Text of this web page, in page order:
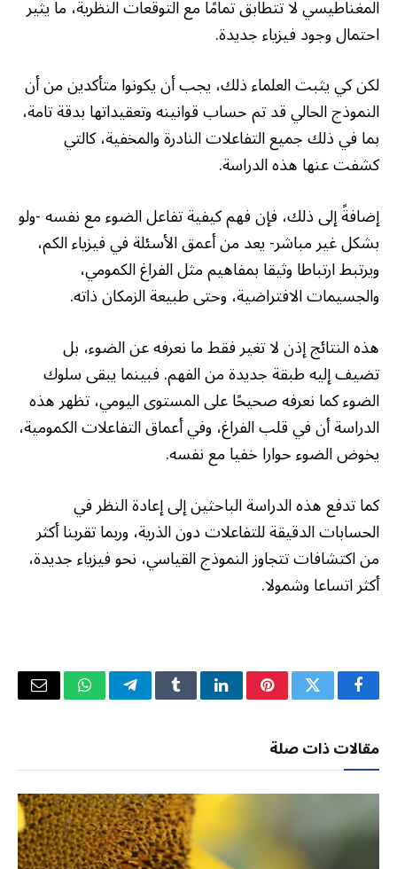
المغناطيسي لا تتطابق تمامًا مع التوقعات النظرية، ما يثير
احتمال وجود فيزياء جديدة.
لكن كي يثبت العلماء ذلك، يجب أن يكونوا متأكدين من أن
النموذج الحالي قد تم حساب قوانينه وتعقيداتها بدقة تامة،
بما في ذلك جميع التفاعلات النادرة والمخفية، كالتي
كشفت عنها هذه الدراسة.
إضافةً إلى ذلك، فإن فهم كيفية تفاعل الضوء مع نفسه -ولو
بشكل غير مباشر- يعد من أعمق الأسئلة في فيزياء الكم،
ويرتبط ارتباطا وثيقا بمفاهيم مثل الفراغ الكمومي،
والجسيمات الافتراضية، وحتى طبيعة الزمكان ذاته.
هذه النتائج إذن لا تغير فقط ما نعرفه عن الضوء، بل
تضيف إليه طبقة جديدة من الفهم. فبينما يبقى سلوك
الضوء كما نعرفه صحيحًا على المستوى اليومي، تظهر هذه
الدراسة أن في قلب الفراغ، وفي أعماق التفاعلات الكمومية،
يخوض الضوء حوارا خفيا مع نفسه.
كما تدفع هذه الدراسة الباحثين إلى إعادة النظر في
الحسابات الدقيقة للتفاعلات دون الذرية، وربما تقربنا أكثر
من اكتشافات تتجاوز النموذج القياسي، نحو فيزياء جديدة،
أكثر اتساعا وشمولا.
فيسبوكتويتر بينتيريستلينكدإنTumblrتيلقرامواتسابالبريد
مقالات ذات صلة